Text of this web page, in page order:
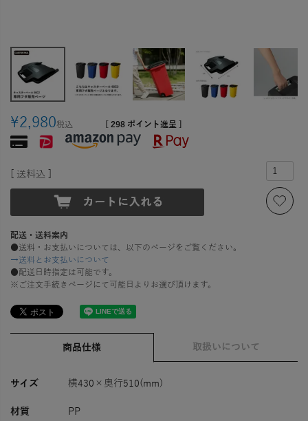
¥2,980税込 298 ポイント進呈 ]
送料込
配送・送料案内
●送料・お支払いについては、以下のページをご覧ください。
→送料とお支払いについて
●配送日時指定は可能です。
※ご注文手続きページにて可能日よりお選び頂けます。
商品仕様 取扱いについて
サイズ 横430×奥行510(mm)
材質 PP